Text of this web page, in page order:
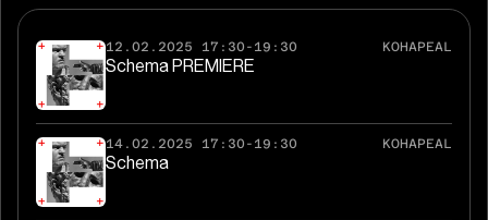
12.02.2025 17:30-19:30 KOHAPEAL
Schema PREMIERE
14.02.2025 17:30-19:30 KOHAPEAL
Schema